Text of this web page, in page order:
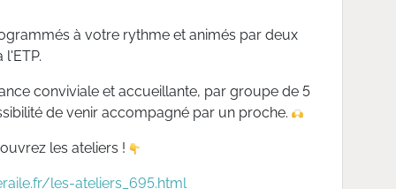
à votre rythme et animés par deux
conviviale et accueillante, par groupe de 5
de venir accompagné par un proche.
les ateliers !
les-ateliers_695.html